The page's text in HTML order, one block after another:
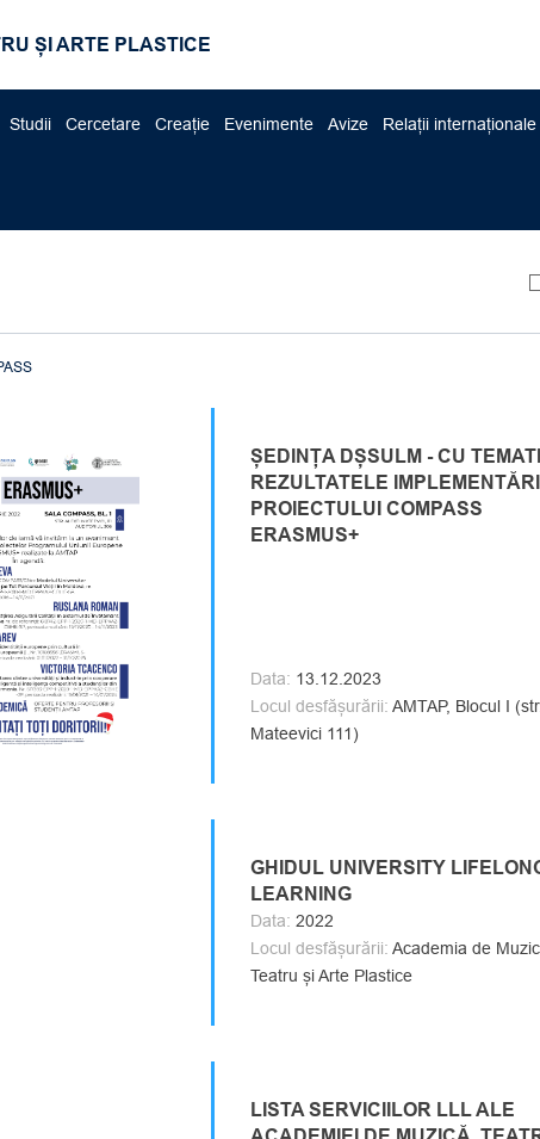
ȘI ARTE PLASTICE
Studii Cercetare Creație Evenimente Avize Relații internaționale
ȘEDINȚA DȘSULM - CU
REZULTATELE
PROIECTULUI COMPASS
ERASMUS+
Data: 13.12.2023
Locul desfășurării: AMTAP, Blocul I
Mateevici 111)
GHIDUL UNIVERSITY
LEARNING
Data: 2022
Locul desfășurării: Academia de
Teatru și Arte Plastice
LISTA SERVICIILOR LLL ALE